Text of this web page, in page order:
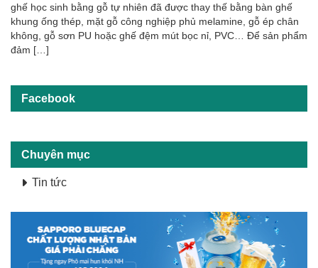
ghế học sinh bằng gỗ tự nhiên đã được thay thế bằng bàn ghế
khung ống thép, mặt gỗ công nghiệp phủ melamine, gỗ ép chân
không, gỗ sơn PU hoặc ghế đệm mút bọc nỉ, PVC… Để sản phẩm
đảm […]
Facebook
Chuyên mục
Tin tức